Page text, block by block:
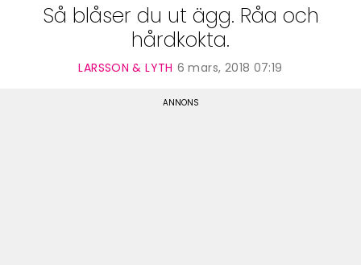
Så blåser du ut ägg. Råa och
hårdkokta.
LARSSON & LYTH 6 mars, 2018 07:19